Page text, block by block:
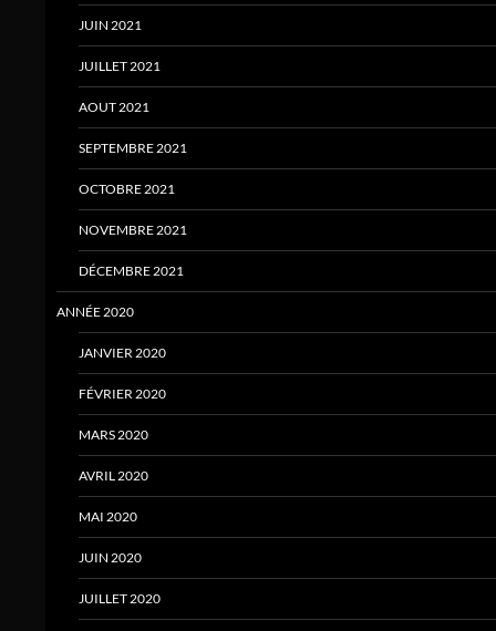
JUIN 2021
JUILLET 2021
AOUT 2021
SEPTEMBRE 2021
OCTOBRE 2021
NOVEMBRE 2021
DÉCEMBRE 2021
ANNÉE 2020
JANVIER 2020
FÉVRIER 2020
MARS 2020
AVRIL 2020
MAI 2020
JUIN 2020
JUILLET 2020